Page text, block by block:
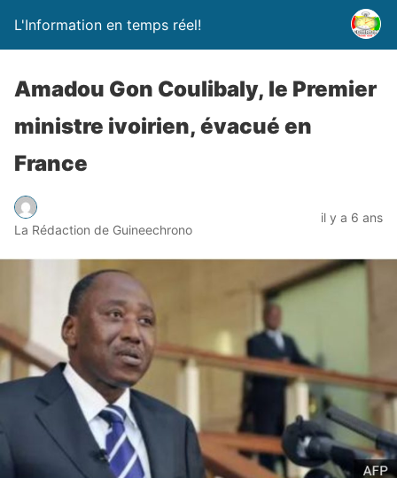
L'Information en temps réel!
Amadou Gon Coulibaly, le Premier
ministre ivoirien, évacué en
France
La Rédaction de Guineechrono
il y a 6 ans